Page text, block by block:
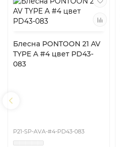
Блесна PONTOON 21 AV
TYPE A #4 цвет PD43-
083
P21-SP-AVA-#4-PD43-083